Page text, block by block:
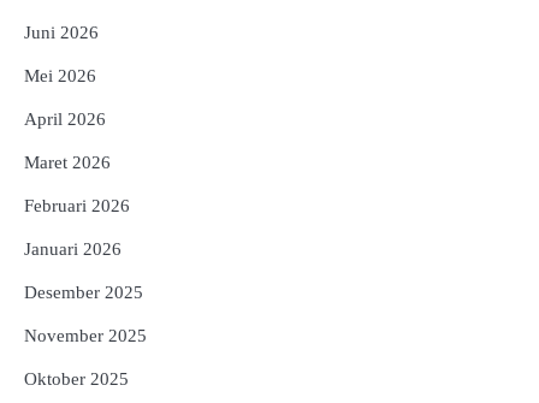
Juni 2026
Mei 2026
April 2026
Maret 2026
Februari 2026
Januari 2026
Desember 2025
November 2025
Oktober 2025